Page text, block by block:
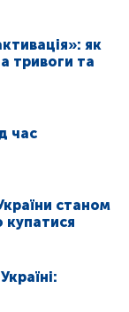
як
тривоги та
час
станом
купатися